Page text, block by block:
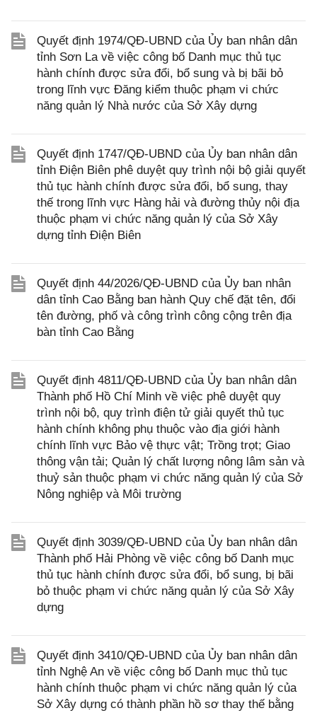
Quyết định 1974/QĐ-UBND của Ủy ban nhân dân
tỉnh Sơn La về việc công bố Danh mục thủ tục
hành chính được sửa đổi, bổ sung và bị bãi bỏ
trong lĩnh vực Đăng kiểm thuộc phạm vi chức
năng quản lý Nhà nước của Sở Xây dựng
Quyết định 1747/QĐ-UBND của Ủy ban nhân dân
tỉnh Điện Biên phê duyệt quy trình nội bộ giải quyết
thủ tục hành chính được sửa đổi, bổ sung, thay
thế trong lĩnh vực Hàng hải và đường thủy nội địa
thuộc phạm vi chức năng quản lý của Sở Xây
dựng tỉnh Điện Biên
Quyết định 44/2026/QĐ-UBND của Ủy ban nhân
dân tỉnh Cao Bằng ban hành Quy chế đặt tên, đổi
tên đường, phố và công trình công cộng trên địa
bàn tỉnh Cao Bằng
Quyết định 4811/QĐ-UBND của Ủy ban nhân dân
Thành phố Hồ Chí Minh về việc phê duyệt quy
trình nội bộ, quy trình điện tử giải quyết thủ tục
hành chính không phụ thuộc vào địa giới hành
chính lĩnh vực Bảo vệ thực vật; Trồng trọt; Giao
thông vận tải; Quản lý chất lượng nông lâm sản và
thuỷ sản thuộc phạm vi chức năng quản lý của Sở
Nông nghiệp và Môi trường
Quyết định 3039/QĐ-UBND của Ủy ban nhân dân
Thành phố Hải Phòng về việc công bố Danh mục
thủ tục hành chính được sửa đổi, bổ sung, bị bãi
bỏ thuộc phạm vi chức năng quản lý của Sở Xây
dựng
Quyết định 3410/QĐ-UBND của Ủy ban nhân dân
tỉnh Nghệ An về việc công bố Danh mục thủ tục
hành chính thuộc phạm vi chức năng quản lý của
Sở Xây dựng có thành phần hồ sơ thay thế bằng